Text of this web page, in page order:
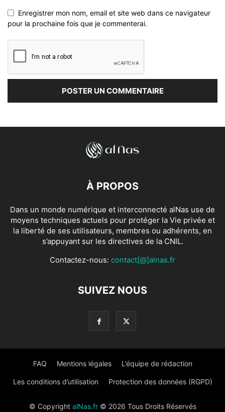
Enregistrer mon nom, email et site web dans ce navigateur
pour la prochaine fois que je commenterai.
À PROPOS
Dans un monde numérique et interconnecté alNas use de
moyens techniques actuels pour protéger la Vie privée et
la liberté de ses utilisateurs, membres ou adhérents, en
s’appuyant sur les directives de la CNIL.
Contactez-nous: contact[@]alnas.fr
SUIVEZ NOUS
FAQ Mentions légales L’équipe de rédaction
Les conditions d’utilisation Protection des données (RGPD)
© Copyright alNas.fr© 2026 Tous Droits Réservés